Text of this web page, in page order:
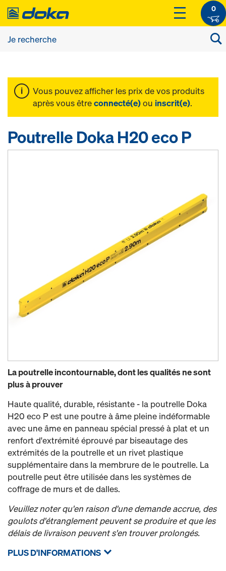
0
Vous pouvez afficher les prix de vos produits
après vous êtreconnecté(e)ou inscrit(e).
Poutrelle Doka H20 eco P
La poutrelle incontournable, dont les qualités ne sont
plus à prouver
Haute qualité, durable, résistante - la poutrelle Doka
H20 eco P est une poutre à âme pleine indéformable
avec une âme en panneau spécial pressé à plat et un
renfort d'extrémité éprouvé par biseautage des
extrémités de la poutrelle et un rivet plastique
supplémentaire dans la membrure de le poutrelle. La
poutrelle peut être utilisée dans les systèmes de
coffrage de murs et de dalles.
Veuillez noter qu'en raison d'une demande accrue, des
goulots d'étranglement peuvent se produire et que les
délais de livraison peuvent s'en trouver prolongés.
PLUS D'INFORMATIONS